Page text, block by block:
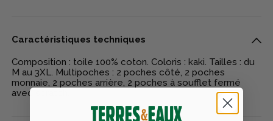
Caractéristiques techniques
Composition : toile 100% coton. Coloris : kaki. Tailles : du
M au 3XL. Multipoches : 2 poches côté, 2 poches
monnaie, 2 poches arrière, 2 poches à soufflet fermé
avec scratch.